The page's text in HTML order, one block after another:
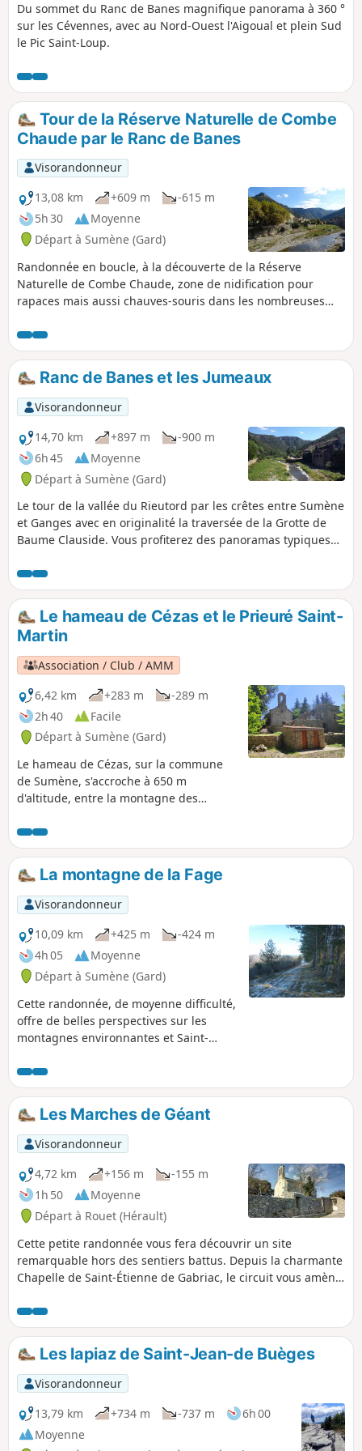
de biotope..
Du sommet du Ranc de Banes magnifique panorama à 360 °
sur les Cévennes, avec au Nord-Ouest l'Aigoual et plein Sud
le Pic Saint-Loup.
Tour de la Réserve Naturelle de Combe
Chaude par le Ranc de Banes
Visorandonneur
13,08 km
+609 m
-615 m
5h 30
Moyenne
Départ à Sumène (Gard)
Randonnée en boucle, à la découverte de la Réserve
Naturelle de Combe Chaude, zone de nidification pour
rapaces mais aussi chauves-souris dans les nombreuses
Rieutord et offre un bel aperçu sur une bonne partie des
Cévennes gardoises. À noter, la traversée insolite de la
Baume Clauside, l'ascension du Ranc de Banes offrant un
panorama à 360° du Pic Saint-Loup au Mont Aigoual et un
petit tour pour découvrir le village en fin de circuit.
Ranc de Banes et les Jumeaux
Visorandonneur
14,70 km
+897 m
-900 m
6h 45
Moyenne
Départ à Sumène (Gard)
Le tour de la vallée du Rieutord par les crêtes entre Sumène
et Ganges avec en originalité la traversée de la Grotte de
Baume Clauside. Vous profiterez des panoramas typiques
Le hameau de Cézas et le Prieuré Saint-
Martin
Association / Club / AMM
6,42 km
+283 m
-289 m
2h 40
Facile
Départ à Sumène (Gard)
Le hameau de Cézas, sur la commune
de Sumène, s'accroche à 650 m
d'altitude, entre la montagne des
cœur d'une forêt domaniale. Ce petit
parcours de moyenne montagne alterne
de nombreux passages ombragés, avec
des vues sur les Cévennes et au delà.
Au passage, la visite du Prieuré Saint-
Martin (XIIe siècle) s'impose comme un
havre de tranquillité pour le pique-
nique.
La montagne de la Fage
Visorandonneur
10,09 km
+425 m
-424 m
4h 05
Moyenne
Départ à Sumène (Gard)
Cette randonnée, de moyenne difficulté,
offre de belles perspectives sur les
montagnes environnantes et Saint-
la Montagne de la Fage.
Les Marches de Géant
Visorandonneur
4,72 km
+156 m
-155 m
1h 50
Moyenne
Départ à Rouet (Hérault)
Cette petite randonnée vous fera découvrir un site
remarquable hors des sentiers battus. Depuis la charmante
Chapelle de Saint-Étienne de Gabriac, le circuit vous amène
d'impressionnantes strates de calcaire blanc qui affleurent.
Ces strates très épaisses ont leurs crêtes décalées et
constituent un immense escalier d'où le nom du site. Cette
randonnée doit se faire impérativement sous un beau soleil
pour admirer l'éclatante blancheur de ces roches.
Les lapiaz de Saint-Jean-de Buèges
Visorandonneur
13,79 km
+734 m -737 m
6h 00
Moyenne